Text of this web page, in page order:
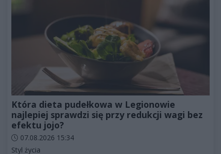
Która dieta pudełkowa w Legionowie
najlepiej sprawdzi się przy redukcji wagi bez
efektu jojo?
Data dodania artykułu:
07.08.2026 15:34
Kategorie artykułu:
Styl życia